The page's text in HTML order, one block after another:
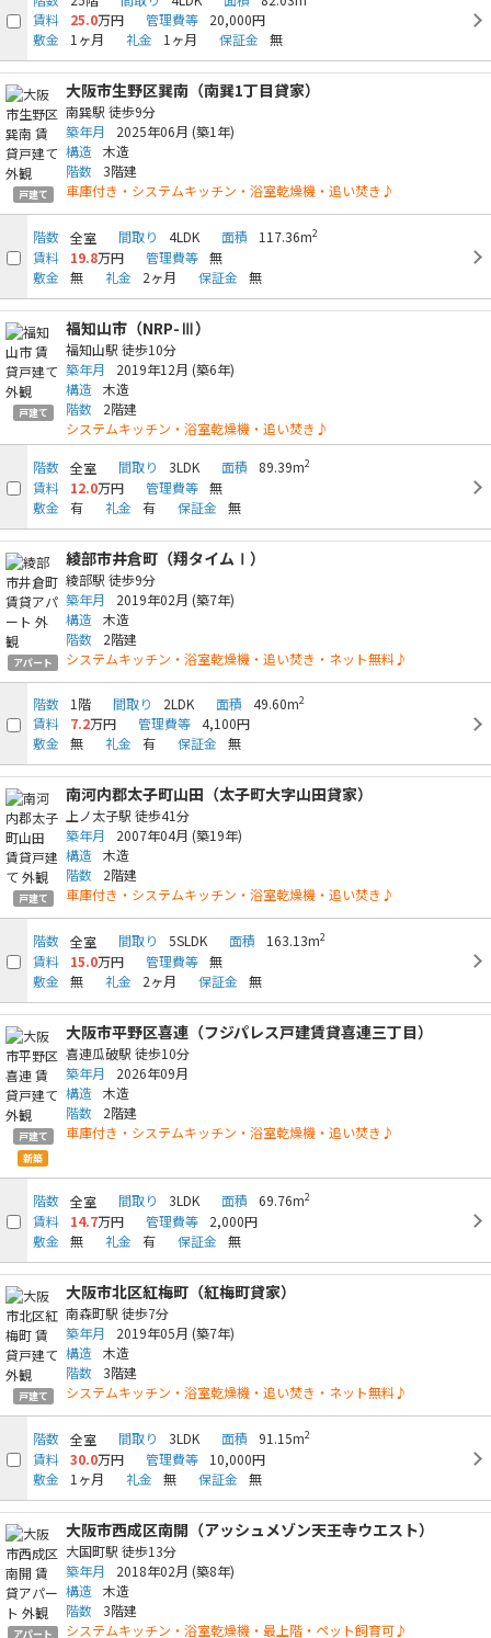
賃料 25.0万円 管理費等
20,000円
敷金
1ヶ月 礼金 1ヶ月 保証金 無
戸建て
大阪市生野区巽南（南巽1丁目貸家）
南巽駅 徒歩9分
築年月
2025年06月 (築1年)
構造 木造
階数 3階建
車庫付き・システムキッチン・浴室乾燥機・追い焚き♪
階数 全室 間取り 4LDK 面積 117.36m2
賃料 19.8万円 管理費等 無
敷金
無 礼金 2ヶ月 保証金 無
戸建て
福知山市（NRP-Ⅲ）
福知山駅 徒歩10分
築年月
2019年12月 (築6年)
構造 木造
階数
2階建
システムキッチン・浴室乾燥機・追い焚き♪
階数 全室 間取り 3LDK 面積 89.39m2
賃料 12.0万円 管理費等 無
敷金
有 礼金 有 保証金 無
アパート
綾部市井倉町（翔タイムⅠ）
綾部駅 徒歩9分
築年月
2019年02月 (築7年)
構造 木造
階数
2階建
システムキッチン・浴室乾燥機・追い焚き・ネット無料♪
階数 1階 間取り 2LDK 面積 49.60m2
賃料 7.2万円 管理費等 4,100円
敷金
無 礼金 有 保証金 無
戸建て
南河内郡太子町山田（太子町大字山田貸家）
上ノ太子駅 徒歩41分
築年月
2007年04月 (築19年)
構造 木造
階数
2階建
車庫付き・システムキッチン・浴室乾燥機・追い焚き♪
階数 全室 間取り 5SLDK 面積 163.13m2
賃料 15.0万円 管理費等 無
敷金
無 礼金 2ヶ月 保証金 無
戸建て
新築
大阪市平野区喜連（フジパレス戸建賃貸喜連三丁目）
喜連瓜破駅 徒歩10分
築年月
2026年09月
構造 木造
階数
2階建
車庫付き・システムキッチン・浴室乾燥機・追い焚き♪
階数 全室 間取り 3LDK 面積 69.76m2
賃料 14.7万円 管理費等
2,000円
敷金
無 礼金 有 保証金 無
戸建て
大阪市北区紅梅町（紅梅町貸家）
南森町駅 徒歩7分
築年月
2019年05月 (築7年)
構造 木造
階数 3階建
システムキッチン・浴室乾燥機・追い焚き・ネット無料♪
階数 全室 間取り 3LDK 面積 91.15m2
賃料 30.0万円 管理費等
10,000円
敷金
1ヶ月 礼金 無 保証金 無
アパート
大阪市西成区南開（アッシュメゾン天王寺ウエスト）
大国町駅 徒歩13分
築年月
2018年02月 (築8年)
構造 木造
階数 3階建
システムキッチン・浴室乾燥機・最上階・ペット飼育可♪